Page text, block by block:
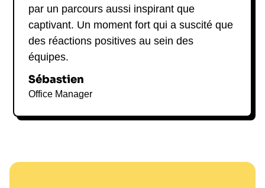
par un parcours aussi inspirant que
captivant. Un moment fort qui a suscité que
des réactions positives au sein des
équipes.
Sébastien
Office Manager